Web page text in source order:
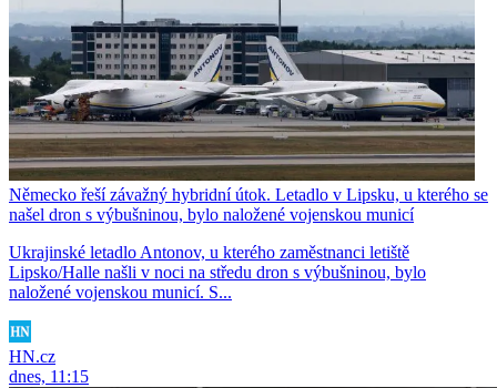
Německo řeší závažný hybridní útok. Letadlo v Lipsku, u kterého se
našel dron s výbušninou, bylo naložené vojenskou municí
Ukrajinské letadlo Antonov, u kterého zaměstnanci letiště
Lipsko/Halle našli v noci na středu dron s výbušninou, bylo
naložené vojenskou municí. S...
HN.cz
dnes, 11:15